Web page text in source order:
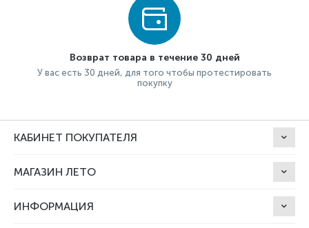
Возврат товара в течение 30 дней
У вас есть 30 дней, для того чтобы протестировать
покупку
КАБИНЕТ ПОКУПАТЕЛЯ
МАГАЗИН ЛЕТО
ИНФОРМАЦИЯ